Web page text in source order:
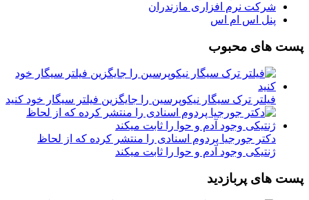
شرکت نرم افزاری مازندران
پنل اس ام اس
پست های محبوب
فیلتر ترک سیگار نیکوپرسین را جایگزین فیلتر سیگار خود کنید
دکتر جورجیا پردوم اسنادی را منتشر کرده که از لحاظ
ژنتیکی وجود آدم و حوا را ثابت میکند
پست های پربازدید